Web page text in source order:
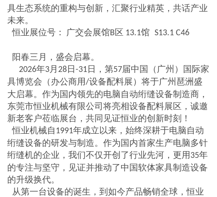
具生态系统的重构与创新，汇聚行业精英，共话产业
未来。
恒业展位号：
广交会展馆B区 13.1馆 S13.1 C46
阳春三月，盛会启幕。
2026年3 月 28日-31日，第57届中国（广州）国际家
具博览会（办公商用/设备配料展）将于广州琶洲盛
大启幕。作为国内领先的电脑自动绗缝设备制造商，
东莞市恒业机械有限公司将亮相设备配料展区，诚邀
新老客户莅临展台，共同见证恒业的创新时刻！
恒业机械自 1991年成立以来，始终深耕于电脑自动
绗缝设备的研发与制造。作为国内首家生产电脑多针
绗缝机的企业，我们不仅开创了行业先河，更用 35年
的专注与坚守，见证并推动了中国软体家具制造设备
的升级换代。
从第一台设备的诞生，到如今产品畅销全球，恒业